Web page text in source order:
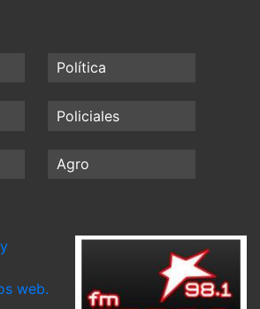
Política
Policiales
Agro